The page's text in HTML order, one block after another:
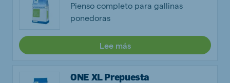
Pienso completo para gallinas
ponedoras
Lee más
ONE XL Prepuesta